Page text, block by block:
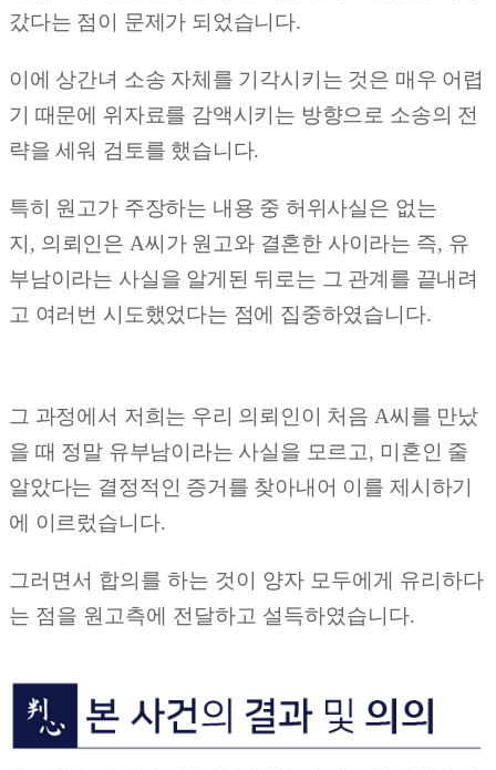
갔다는 점이 문제가 되었습니다.
이에 상간녀 소송 자체를 기각시키는 것은 매우 어렵
기 때문에 위자료를 감액시키는 방향으로 소송의 전
략을 세워 검토를 했습니다.
특히 원고가 주장하는 내용 중 허위사실은 없는
지 , 의뢰인은 A씨가 원고와 결혼한 사이라는 즉, 유
부남이라는 사실을 알게된 뒤로는 그 관계를 끝내려
고 여러번 시도했었다는 점에 집중하였습니다.
그 과정에서 저희는 우리 의뢰인이 처음 A씨를 만났
을 때 정말 유부남이라는 사실을 모르고, 미혼인 줄
알았다는 결정적인 증거를 찾아내어 이를 제시하기
에 이르렀습니다.
그러면서 합의를 하는 것이 양자 모두에게 유리하다
는 점을 원고측에 전달하고 설득하였습니다.